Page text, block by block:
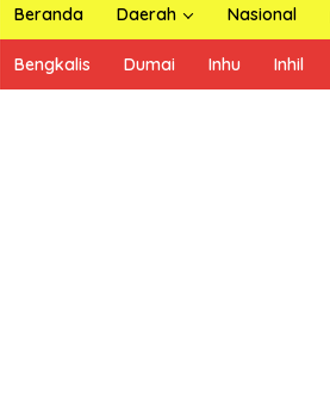
Beranda Daerah Nasional
Bengkalis Dumai Inhu Inhil